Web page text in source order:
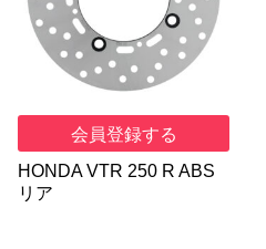
会員登録する
HONDA VTR 250 R ABS
リア